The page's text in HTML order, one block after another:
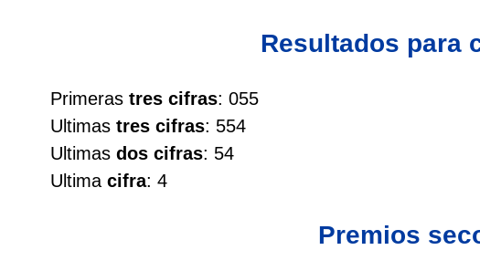
Astro Luna
Resultados para
Primeras tres cifras: 055
Ultimas tres cifras: 554
Ultimas dos cifras: 54
Ultima cifra: 4
Premios